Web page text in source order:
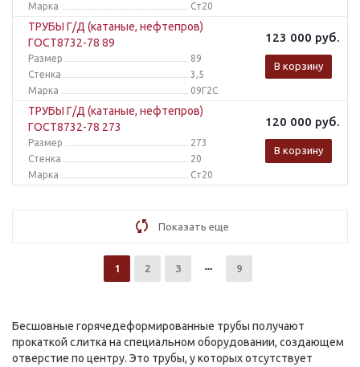
Марка
Ст20
ТРУБЫ Г/Д (катаные, нефтепров)
ГОСТ8732-78 89
Размер
89
Стенка
3,5
Марка
09Г2С
123 000 руб.
В корзину
ТРУБЫ Г/Д (катаные, нефтепров)
ГОСТ8732-78 273
Размер
273
Стенка
20
Марка
Ст20
120 000 руб.
В корзину
Показать еще
1 2 3 9
Бесшовные горячедеформированные трубы получают
прокаткой слитка на специальном оборудовании, создающем
отверстие по центру. Это трубы, у которых отсутствует